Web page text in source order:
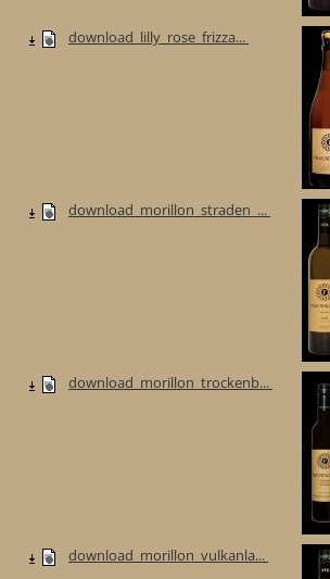
download_lilly_rose_frizza...
download_morillon_straden_...
download_morillon_trockenb...
download_morillon_vulkanla...